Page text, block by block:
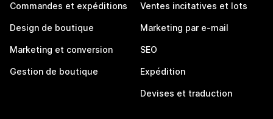
Commandes et expéditions
Design de boutique
Marketing et conversion
Gestion de boutique
Ventes incitatives et lots
Marketing par e-mail
SEO
Expédition
Devises et traduction